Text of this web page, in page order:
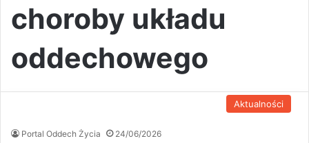
choroby układu
oddechowego
Aktualności
Portal Oddech Życia 24/06/2026